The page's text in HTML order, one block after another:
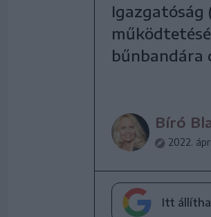
Igazgatóság
bűnbandára
Bíró
2022.
Itt